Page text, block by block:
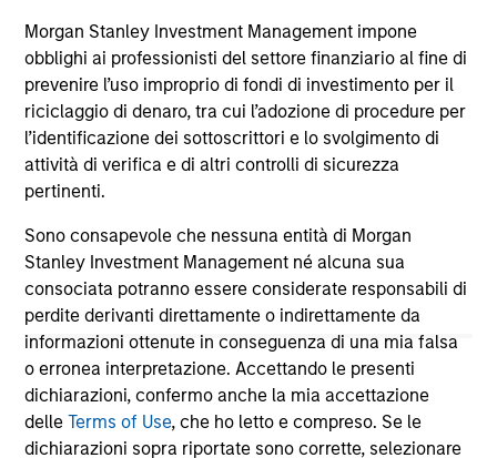
Morgan Stanley Investment Management impone
obblighi ai professionisti del settore finanziario al fine di
prevenire l’uso improprio di fondi di investimento per il
riciclaggio di denaro, tra cui l’adozione di procedure per
l’identificazione dei sottoscrittori e lo svolgimento di
attività di verifica e di altri controlli di sicurezza
pertinenti.
Sono consapevole che nessuna entità di Morgan
Stanley Investment Management né alcuna sua
consociata potranno essere considerate responsabili di
perdite derivanti direttamente o indirettamente da
informazioni ottenute in conseguenza di una mia falsa
o erronea interpretazione. Accettando le presenti
dichiarazioni, confermo anche la mia accettazione
delleTerms of Use, che ho letto e compreso. Se le
dichiarazioni sopra riportate sono corrette, selezionare
May not represent all Team Members.
The information on this page is for informational
purposes only. The information contained herein does
not constitute and should not be construed as an
offering of advisory services or an offer to sell or a
solicitation of an offer to buy any securities in any
jurisdiction in which such offer or solicitation,
securities, insurance or other laws of such jurisdiction.
All investing involves risks, including a loss of principal.
Please refer to the strategy detail page for important
information on the strategy, including additional risk
considerations.